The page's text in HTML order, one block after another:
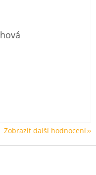
5 z 5 hvězdiček.
5 z 5 hvězdiček.
Zobrazit další hodnocení